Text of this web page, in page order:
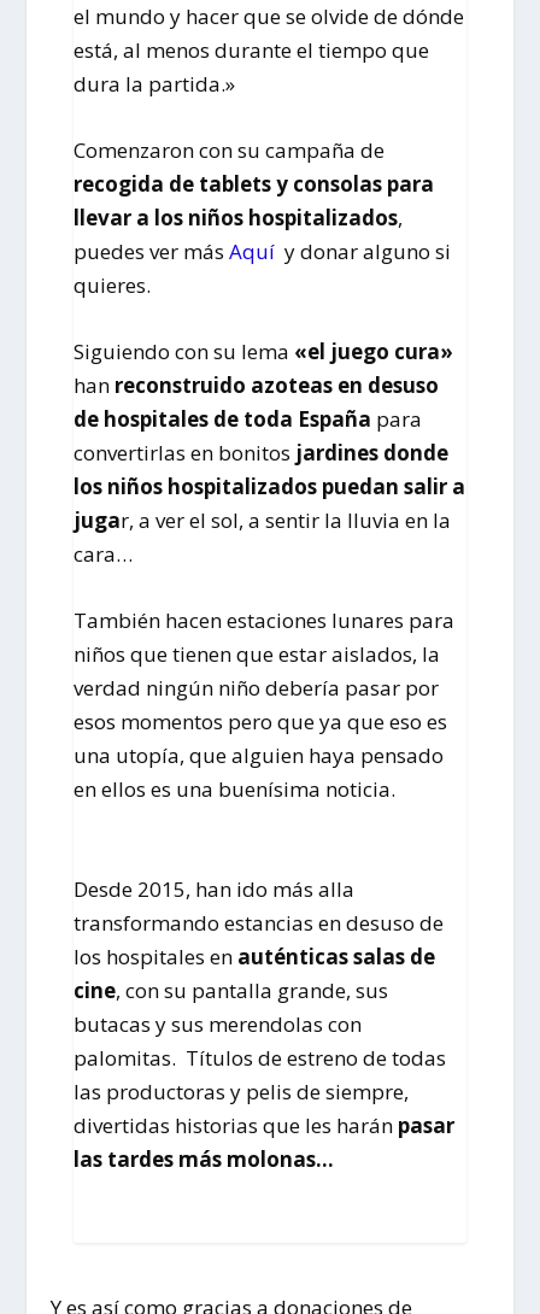
el mundo y hacer que se olvide de dónde
está, al menos durante el tiempo que
dura la partida.»
Comenzaron con su campaña de
recogida de tablets y consolas para
llevar a los niños hospitalizados,
puedes ver más Aquí y donar alguno si
quieres.
Siguiendo con su lema «el juego cura»
han reconstruido azoteas en desuso
de hospitales de toda España para
convertirlas en bonitos jardines donde
los niños hospitalizados puedan salir a
jugar, a ver el sol, a sentir la lluvia en la
cara…
También hacen estaciones lunares para
niños que tienen que estar aislados, la
verdad ningún niño debería pasar por
esos momentos pero que ya que eso es
una utopía, que alguien haya pensado
en ellos es una buenísima noticia.
Desde 2015, han ido más alla
transformando estancias en desuso de
los hospitales en auténticas salas de
cine, con su pantalla grande, sus
butacas y sus merendolas con
palomitas. Títulos de estreno de todas
las productoras y pelis de siempre,
divertidas historias que les harán pasar
las tardes más molonas…
Y es así como gracias a donaciones de